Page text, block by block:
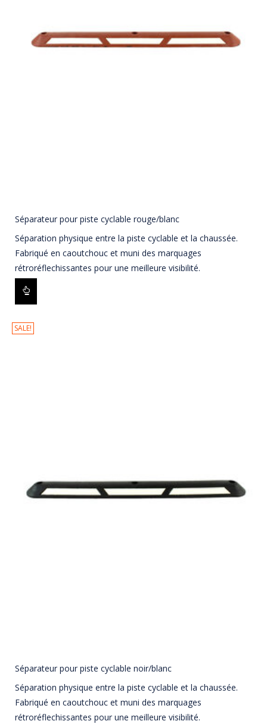
Séparateur pour piste cyclable rouge/blanc
Séparation physique entre la piste cyclable et la chaussée.
Fabriqué en caoutchouc et muni des marquages
rétroréflechissantes pour une meilleure visibilité.
SALE!
Séparateur pour piste cyclable noir/blanc
Séparation physique entre la piste cyclable et la chaussée.
Fabriqué en caoutchouc et muni des marquages
rétroréflechissantes pour une meilleure visibilité.